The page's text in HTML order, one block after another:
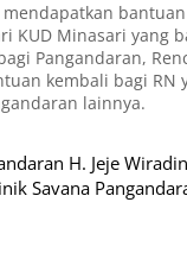
KUD Minasari yang
Pangandaran,
kembali bagi RN
lainnya.
H. Jeje
Savana